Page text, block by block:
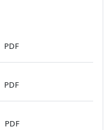
File
PDF
File
PDF
File
PDF